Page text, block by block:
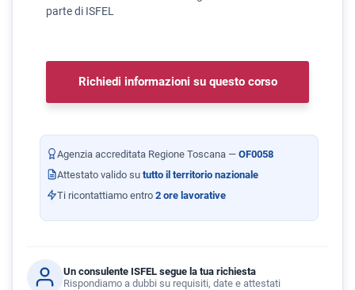
parte di ISFEL
Richiedi informazioni su questo corso
Agenzia accreditata Regione Toscana — OF0058
Attestato valido su tutto il territorio nazionale
Ti ricontattiamo entro 2 ore lavorative
Un consulente ISFEL segue la tua richiesta
Rispondiamo a dubbi su requisiti, date e attestati